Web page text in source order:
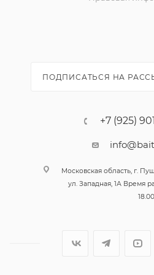
ПОДПИСАТЬСЯ НА
+7 (925)
Московская область, г.
ул. Западная, 1А Время
18.00